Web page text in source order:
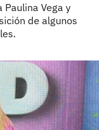
Vega y
de algunos